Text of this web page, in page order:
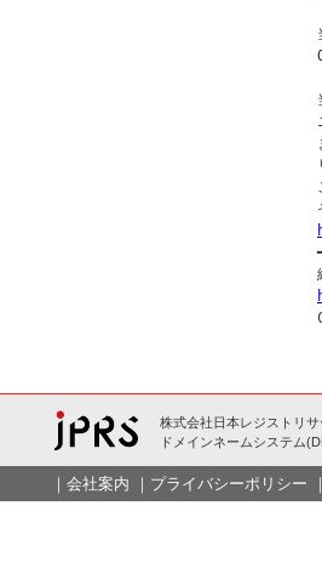
株式会社日本レジストリ
ドメインネームシステム
｜ 会社案内 ｜ プライバシーポリシー ｜